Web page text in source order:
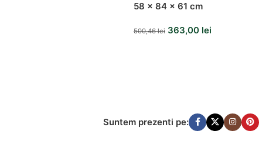
58 x 84 x 61 cm
500,46lei 363,00 lei
Suntem prezenti pe: